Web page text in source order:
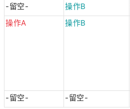
-留空-
操作B
操作A
操作B
-留空- -留空-